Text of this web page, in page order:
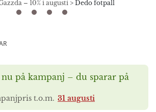
– 10% i augusti > Dedo fotpall
på kampanj – du sparar på
t.o.m. 31 augusti